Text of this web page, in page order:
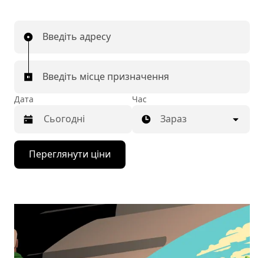
Введіть адресу
Введіть місце призначення
Дата
Натисніть
клавішу
зі
відкрити
і
вибрати
дату.
Час
Зараз
Переглянути ціни